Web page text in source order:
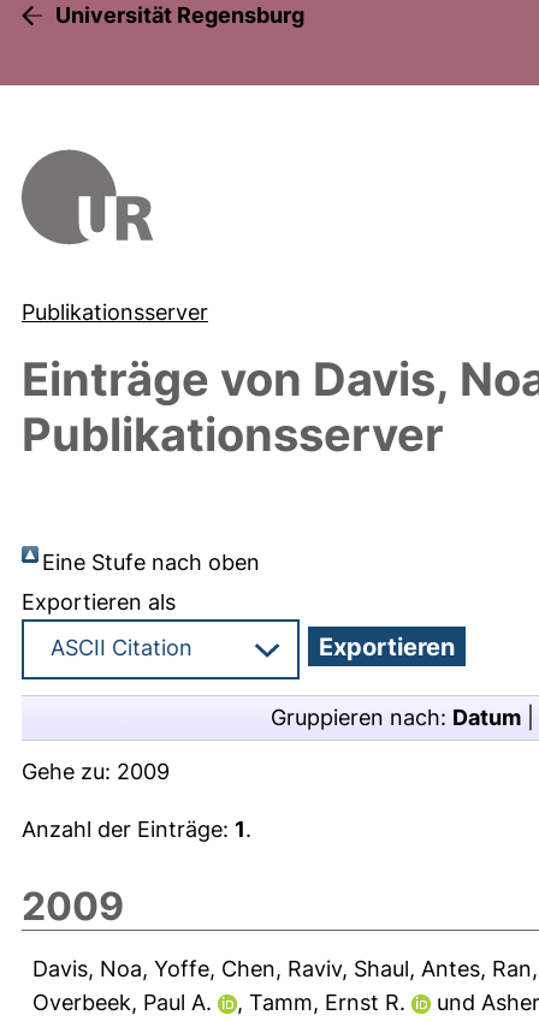
Universität Regensburg
Publikationsserver
Einträge von Davis,
Publikationsserver
Eine Stufe nach oben
Exportieren als
Gruppieren nach: Datum
Gehe zu: 2009
Anzahl der Einträge: 1.
2009
Davis, Noa, Yoffe, Chen, Raviv, Shaul, Antes, Ran
Overbeek, Paul A.
, Tamm, Ernst R. und